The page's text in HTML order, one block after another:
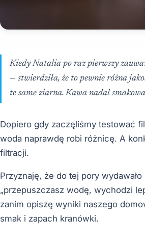
Kiedy Natalia po raz pierwszy
— stwierdziła, że to pewnie różna
te same ziarna. Kawa nadal
Dopiero gdy zaczęliśmy testować
woda naprawdę robi różnicę. A
filtracji.
Przyznaję, że do tej pory
„przepuszczasz wodę, wychodzi
zanim opiszę wyniki naszego
smak i zapach kranówki.